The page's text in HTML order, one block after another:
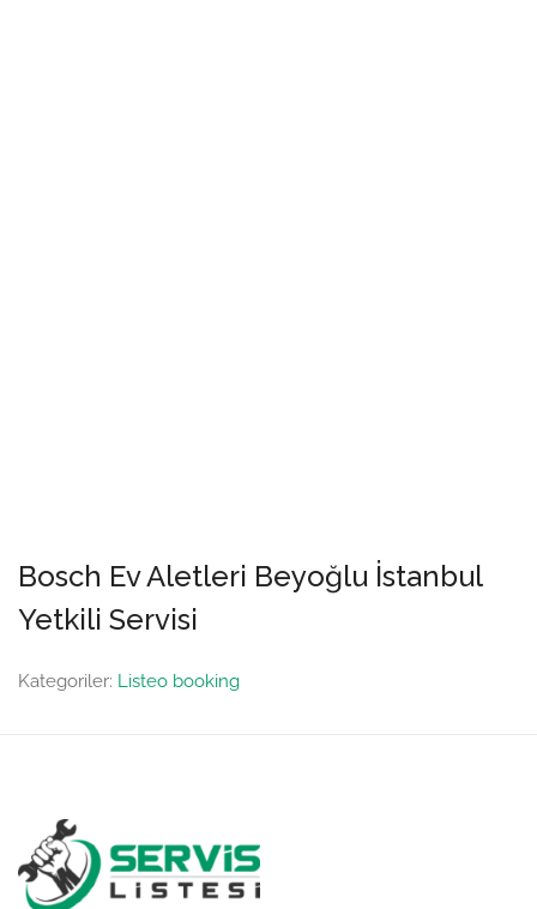
Bosch Ev Aletleri Beyoğlu İstanbul
Yetkili Servisi
Kategoriler: Listeo booking